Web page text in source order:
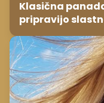
Klasična
pripravijo